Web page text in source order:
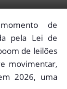
de
pela Lei de
de leilões
movimentar,
2026, uma